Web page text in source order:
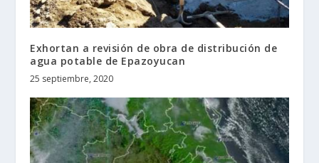
Exhortan a revisión de obra de distribución de
agua potable de Epazoyucan
25 septiembre, 2020